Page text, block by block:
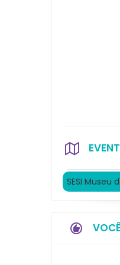
SESI Museu